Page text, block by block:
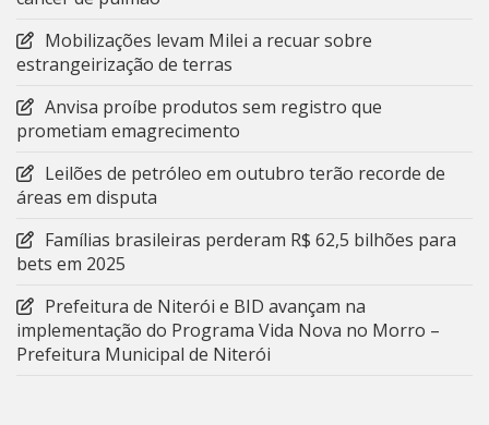
Mobilizações levam Milei a recuar sobre
estrangeirização de terras
Anvisa proíbe produtos sem registro que
prometiam emagrecimento
Leilões de petróleo em outubro terão recorde de
áreas em disputa
Famílias brasileiras perderam R$ 62,5 bilhões para
bets em 2025
Prefeitura de Niterói e BID avançam na
implementação do Programa Vida Nova no Morro –
Prefeitura Municipal de Niterói